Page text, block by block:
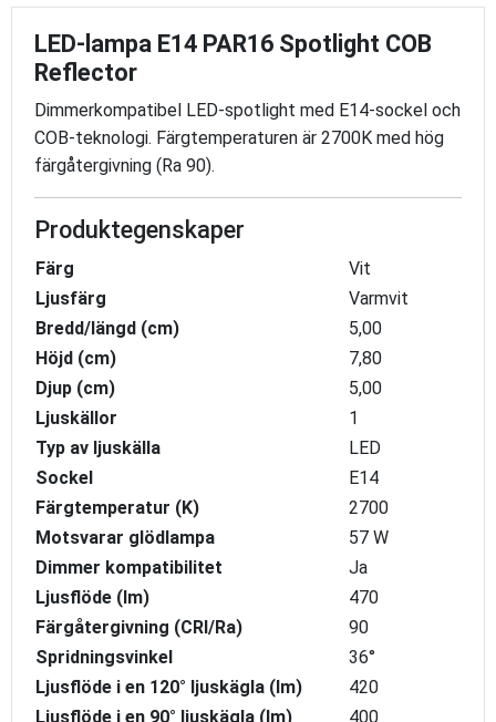
LED-lampa E14 PAR16 Spotlight COB
Reflector
Dimmerkompatibel LED-spotlight med E14-sockel och
COB-teknologi. Färgtemperaturen är 2700K med hög
färgåtergivning (Ra 90).
Produktegenskaper
Färg
Vit
Ljusfärg
Varmvit
Bredd/längd (cm)
5,00
Höjd (cm)
7,80
Djup (cm)
5,00
Ljuskällor
1
Typ av ljuskälla
LED
Sockel
E14
Färgtemperatur (K)
2700
Motsvarar glödlampa
57 W
Dimmer kompatibilitet
Ja
Ljusflöde (lm)
470
Färgåtergivning (CRI/Ra)
90
Spridningsvinkel
36°
Ljusflöde i en 120° ljuskägla (lm)
420
Ljusflöde i en 90° ljuskägla (lm)
400